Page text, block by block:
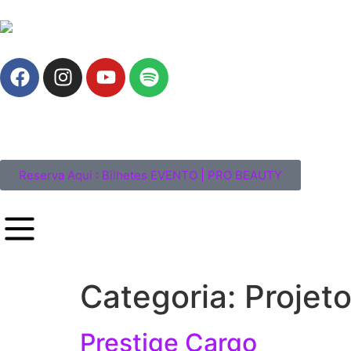
Reserva Aqui : Bilhetes EVENTO | PRO BEAUTY
Categoria:
Prestige Cargo